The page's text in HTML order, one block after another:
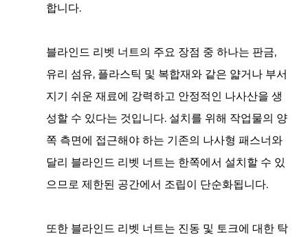
합니다.
블라인드 리벳 너트의 주요 장점 중 하나는 판금,
유리 섬유, 플라스틱 및 복합재와 같은 얇거나 부서
지기 쉬운 재료에 강력하고 안정적인 나사산을 생
성할 수 있다는 것입니다. 설치를 위해 작업물의 양
쪽 측면에 접근해야 하는 기존의 나사형 패스너와
달리 블라인드 리벳 너트는 한쪽에서 설치할 수 있
으므로 제한된 공간에서 조립이 단순화됩니다.
또한 블라인드 리벳 너트는 진동 및 토크에 대한 탁